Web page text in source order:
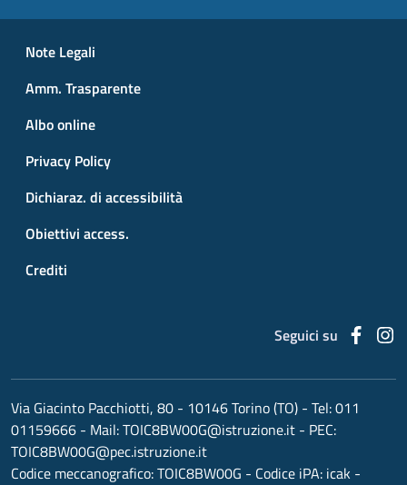
Small prints
Note Legali
Amm. Trasparente
Albo online
Privacy Policy
Dichiaraz. di accessibilità
Obiettivi access.
Crediti
Seguici su
Via Giacinto Pacchiotti, 80 - 10146 Torino (TO) - Tel:011
01159666 - Mail:TOIC8BW00G@istruzione.it - PEC:
TOIC8BW00G@pec.istruzione.it
Codice meccanografico:TOIC8BW00G - Codice iPA: icak -